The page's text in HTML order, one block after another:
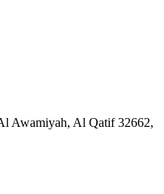
Awamiyah, Al Qatif 32662,